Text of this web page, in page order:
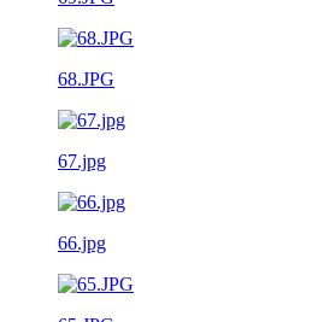
68.JPG
67.jpg
66.jpg